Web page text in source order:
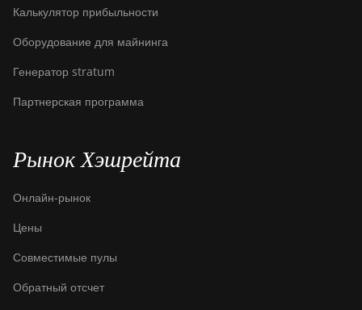
Калькулятор прибыльности
Оборудование для майнинга
Генератор stratum
Партнерская программа
Рынок Хэшрейта
Онлайн-рынок
Цены
Совместимые пулы
Обратный отсчет